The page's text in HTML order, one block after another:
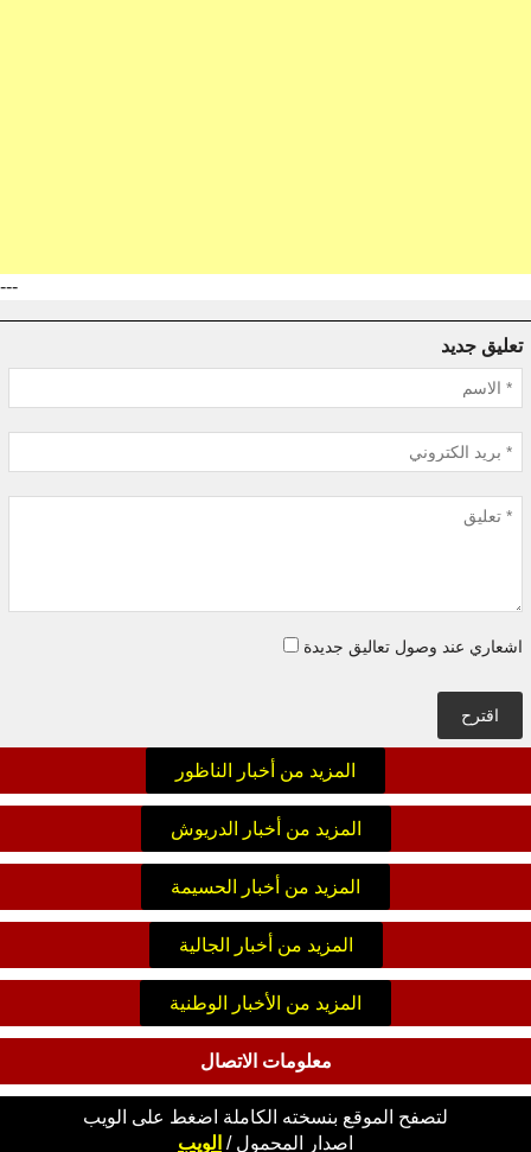
---
تعليق جديد
اشعاري عند وصول تعاليق جديدة
اقترح
المزيد من أخبار الناظور
المزيد من أخبار الدريوش
المزيد من أخبار الحسيمة
المزيد من أخبار الجالية
المزيد من الأخبار الوطنية
معلومات الاتصال
لتصفح الموقع بنسخته الكاملة اضغط على الويب
اصدار
المحمول / الويب